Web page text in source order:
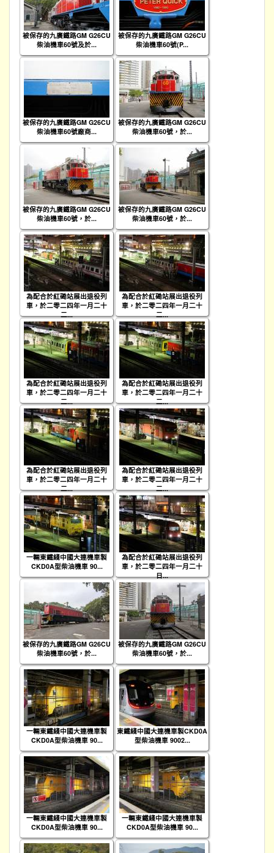
被保存的九廣鐵路GM G26CU
柴油機車60號及於...
被保存的九廣鐵路GM G26CU
柴油機車60號(P...
被保存的九廣鐵路GM G26CU
柴油機車60號廠商...
被保存的九廣鐵路GM G26CU
柴油機車60號，於...
被保存的九廣鐵路GM G26CU
柴油機車60號，於...
被保存的九廣鐵路GM G26CU
柴油機車60號，於...
為配合於紅磡站展出退役列
車，於二零二四年一月二十
二...
為配合於紅磡站展出退役列
車，於二零二四年一月二十
二...
為配合於紅磡站展出退役列
車，於二零二四年一月二十
二...
為配合於紅磡站展出退役列
車，於二零二四年一月二十
二...
為配合於紅磡站展出退役列
車，於二零二四年一月二十
二...
為配合於紅磡站展出退役列
車，於二零二四年一月二十
二...
一輛東鐵綫中國大連機車製
CKD0A型柴油機車 90...
為配合於紅磡站展出退役列
車，於二零二四年一月二十
日...
被保存的九廣鐵路GM G26CU
柴油機車60號，於...
被保存的九廣鐵路GM G26CU
柴油機車60號，於...
一輛東鐵綫中國大連機車製
CKD0A型柴油機車 90...
東鐵綫中國大連機車製CKD0A
型柴油機車 9002...
一輛東鐵綫中國大連機車製
CKD0A型柴油機車 90...
一輛東鐵綫中國大連機車製
CKD0A型柴油機車 90...